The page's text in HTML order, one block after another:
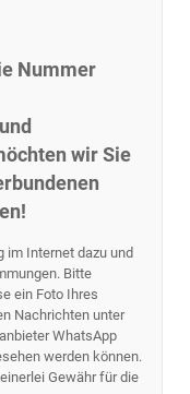
Nummer
wir Sie
im Internet dazu und
Bitte
ein Foto Ihres
Nachrichten unter
WhatsApp
werden können.
Gewähr für die